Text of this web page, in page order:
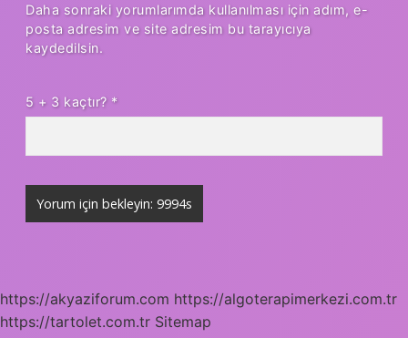
Daha sonraki yorumlarımda kullanılması için adım, e-
posta adresim ve site adresim bu tarayıcıya
kaydedilsin.
5 + 3 kaçtır? *
https://akyaziforum.com https://algoterapimerkezi.com.tr
https://tartolet.com.tr Sitemap